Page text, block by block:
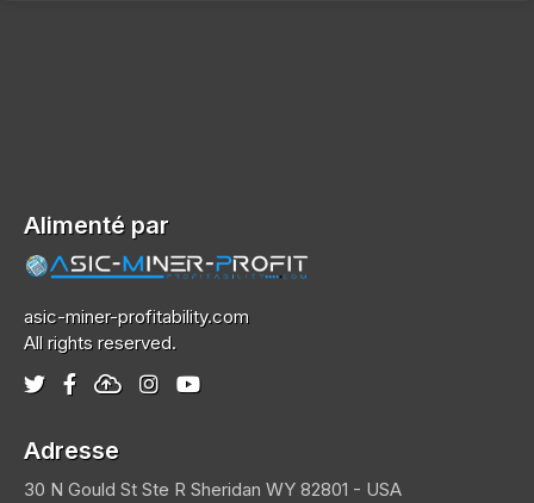
Alimenté par
asic-miner-profitability.com
All rights reserved.
Adresse
30 N Gould St Ste R Sheridan WY 82801 - USA